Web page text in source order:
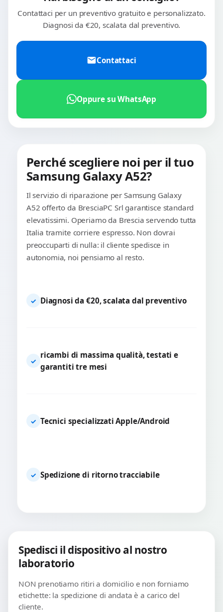
Contattaci per un preventivo gratuito e personalizzato.
Diagnosi da €20, scalata dal preventivo.
Contattaci
Oppure su WhatsApp
Perché scegliere noi per il tuo
Samsung Galaxy A52?
Il servizio di riparazione per Samsung Galaxy
A52 offerto da BresciaPC Srl garantisce standard
elevatissimi. Operiamo da Brescia servendo tutta
Italia tramite corriere espresso. Non dovrai
preoccuparti di nulla: il cliente spedisce in
autonomia, noi pensiamo al resto.
✓ Diagnosi da €20, scalata dal preventivo
✓
ricambi di massima qualità, testati e
garantiti tre mesi
✓ Tecnici specializzati Apple/Android
✓ Spedizione di ritorno tracciabile
Spedisci il dispositivo al nostro
laboratorio
NON prenotiamo ritiri a domicilio e non forniamo
etichette: la spedizione di andata è a carico del
cliente.